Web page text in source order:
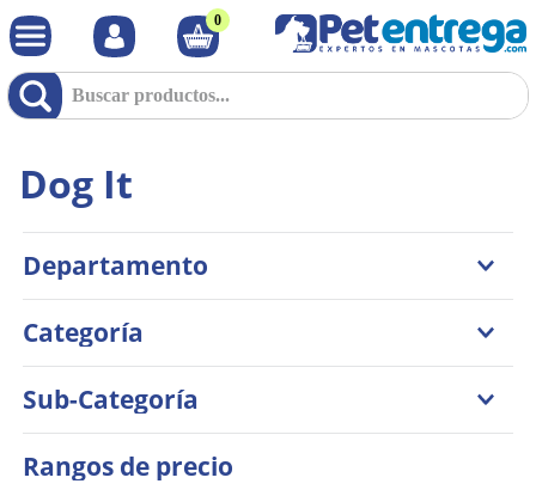
0
Departamento
Categoría
Juguetes
Sub-Categoría
Comederos y Bebederos
Rangos de precio
Dog It